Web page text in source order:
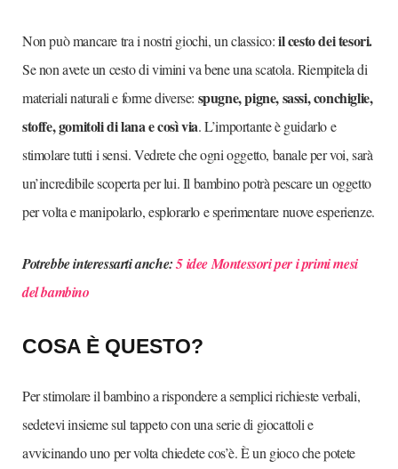
Non può mancare tra i nostri giochi, un classico:il cesto dei tesori.
Se non avete un cesto di vimini va bene una scatola. Riempitela di
materiali naturali e forme diverse: spugne, pigne, sassi, conchiglie,
stoffe, gomitoli di lana e così via. L’importante è guidarlo e
stimolare tutti i sensi. Vedrete che ogni oggetto, banale per voi, sarà
un’incredibile scoperta per lui. Il bambino potrà pescare un oggetto
per volta e manipolarlo, esplorarlo e sperimentare nuove esperienze.
Potrebbe interessarti anche:5 idee Montessori per i primi mesi
del bambino
COSA È QUESTO?
Per stimolare il bambino a rispondere a semplici richieste verbali,
sedetevi insieme sul tappeto con una serie di giocattoli e
avvicinando uno per volta chiedete cos’è. È un gioco che potete